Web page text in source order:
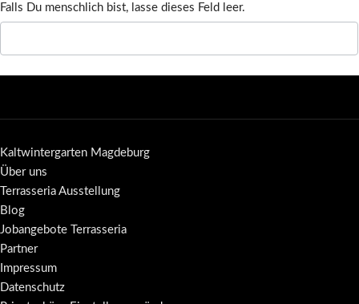
Falls Du menschlich bist, lasse dieses Feld leer.
Kaltwintergarten Magdeburg
Über uns
Terrasseria Ausstellung
Blog
Jobangebote Terrasseria
Partner
Impressum
Datenschutz